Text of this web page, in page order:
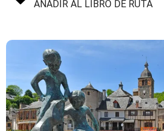
AÑADIR AL LIBRO DE RUTA